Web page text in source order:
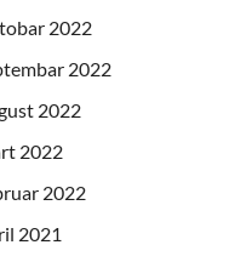
2022
2022
2022
2022
2022
2021